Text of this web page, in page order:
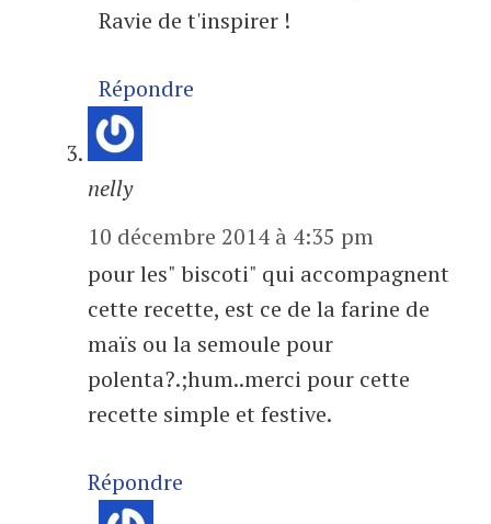
Ravie de t'inspirer !
Répondre
nelly
10 décembre 2014 à 4:35 pm
pour les" biscoti" qui accompagnent
cette recette, est ce de la farine de
maïs ou la semoule pour
polenta?.;hum..merci pour cette
recette simple et festive.
Répondre